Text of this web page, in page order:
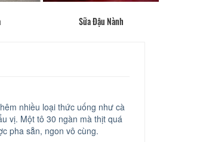
Sữa Đậu Nành
nhiều loại thức uống như cà
vị. Một tô 30 ngàn mà thịt quá
pha sẵn, ngon vô cùng.